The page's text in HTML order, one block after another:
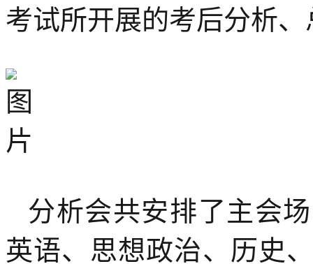
考试所开展的考后分析
分析会共安排了主会
英语、思想政治、历史